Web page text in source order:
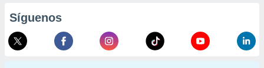
Síguenos